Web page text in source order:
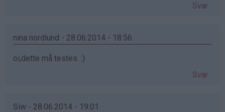
Svar
nina nordlund - 28.06.2014 - 18:56
oi,dette må testes. :)
Svar
Siw - 28.06.2014 - 19:01